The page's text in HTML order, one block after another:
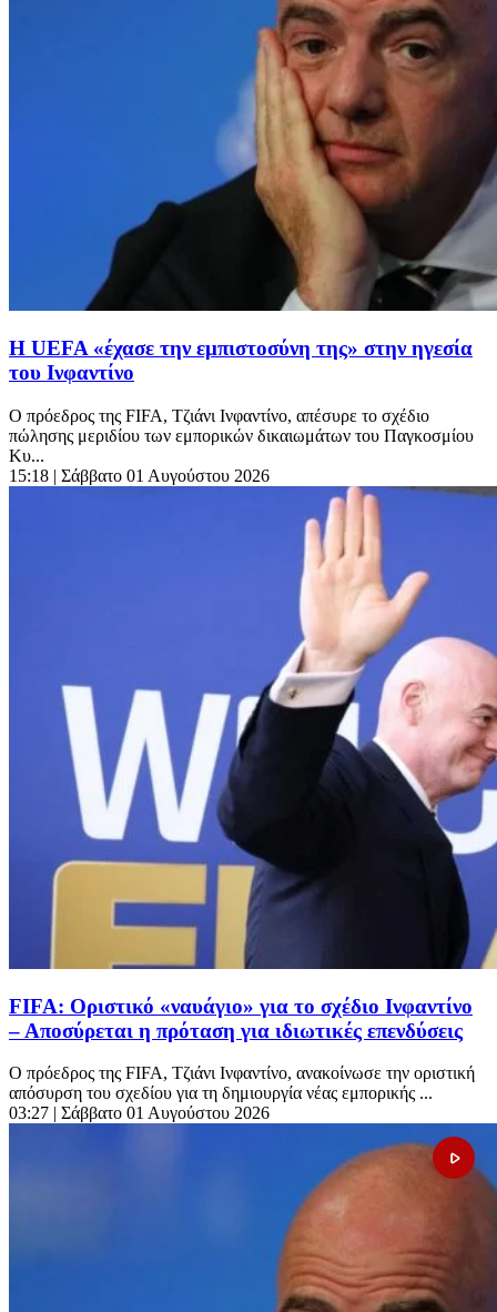
Η UEFA «έχασε την εμπιστοσύνη της» στην ηγεσία
του Ινφαντίνο
Ο πρόεδρος της FIFA, Τζιάνι Ινφαντίνο, απέσυρε το σχέδιο
πώλησης μεριδίου των εμπορικών δικαιωμάτων του Παγκοσμίου
Κυ...
15:18 | Σάββατο 01 Αυγούστου 2026
FIFA: Οριστικό «ναυάγιο» για το σχέδιο Ινφαντίνο
– Αποσύρεται η πρόταση για ιδιωτικές επενδύσεις
Ο πρόεδρος της FIFA, Τζιάνι Ινφαντίνο, ανακοίνωσε την οριστική
απόσυρση του σχεδίου για τη δημιουργία νέας εμπορικής ...
03:27 | Σάββατο 01 Αυγούστου 2026